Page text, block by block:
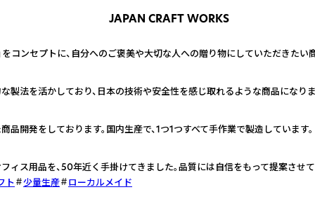
JAPAN CRAFT WORKS
をコンセプトに、自分へのご褒美や大切な人への贈り物にしていただきたい
製法を活かしており、日本の技術や安全性を感じ取れるような商品になりま
品開発をしております。国内生産で、1つ1つすべて手作業で製造しています。
ィス用品を、50年近く手掛けてきました。品質には自信をもって提案させて
ト
少量生産 ローカルメイド